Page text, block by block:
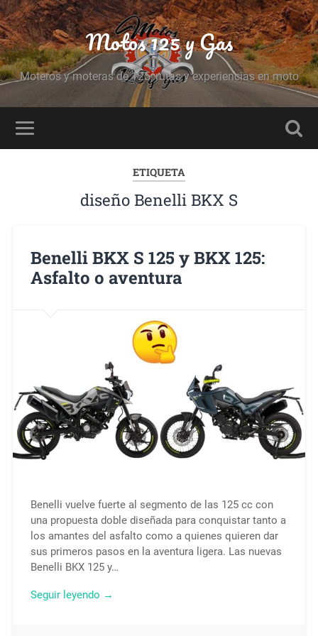
Motos 125 y Gas
Moteros y moteras de 125, rutas y experiencias en moto
ETIQUETA
diseño Benelli BKX S
Benelli BKX S 125 y BKX 125:
Asfalto o aventura
Benelli vuelve fuerte al segmento de las 125 cc con
una propuesta doble diseñada para conquistar tanto a
los amantes del asfalto como a quienes quieren dar
sus primeros pasos en la aventura ligera. Las nuevas
Benelli BKX 125 y…
Seguir leyendo →